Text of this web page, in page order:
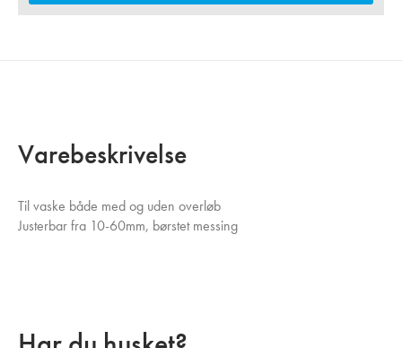
Varebeskrivelse
Til vaske både med og uden overløb
Justerbar fra 10-60mm, børstet messing